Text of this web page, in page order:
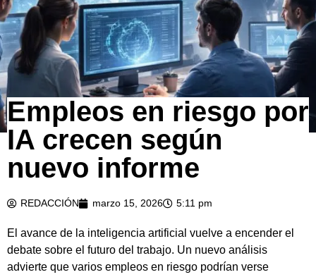
Empleos en riesgo por
IA crecen según
nuevo informe
REDACCIÓN marzo 15, 2026 5:11 pm
El avance de la inteligencia artificial vuelve a encender el
debate sobre el futuro del trabajo. Un nuevo análisis
advierte que varios empleos en riesgo podrían verse